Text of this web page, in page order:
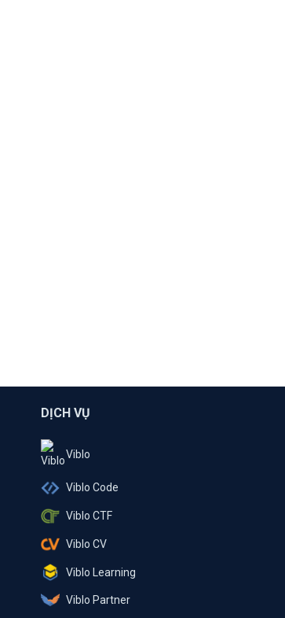
DỊCH VỤ
Viblo
Viblo Code
Viblo CTF
Viblo CV
Viblo Learning
Viblo Partner